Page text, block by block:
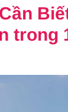
trong